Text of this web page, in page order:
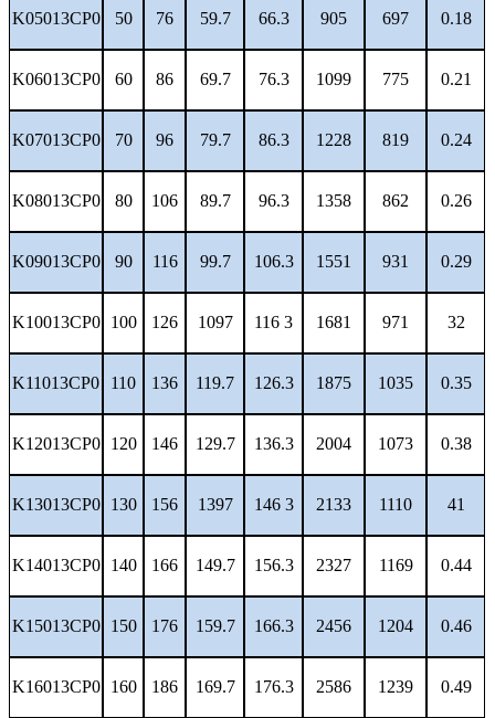
K05013CP0 50 76 59.7 66.3 905 697 0.18
K06013CP0 60 86 69.7 76.3 1099 775 0.21
K07013CP0 70 96 79.7 86.3 1228 819 0.24
K08013CP0 80 106 89.7 96.3 1358 862 0.26
K09013CP0 90 116 99.7 106.3 1551 931 0.29
K10013CP0 100 126 1097 116 3 1681 971 32
K11013CP0 110 136 119.7 126.3 1875 1035 0.35
K12013CP0 120 146 129.7 136.3 2004 1073 0.38
K13013CP0 130 156 1397 146 3 2133 1110 41
K14013CP0 140 166 149.7 156.3 2327 1169 0.44
K15013CP0 150 176 159.7 166.3 2456 1204 0.46
K16013CP0 160 186 169.7 176.3 2586 1239 0.49